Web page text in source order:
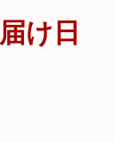
け日